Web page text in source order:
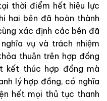
thời điểm hết hiệu lực
hai bên đã hoàn thành
xác định các bên đã
vụ và trách nhiệm
thuận trên hợp đồng
kết thúc hợp đồng mà
lý hợp đồng, có nghĩa
hết mọi thủ tục thanh